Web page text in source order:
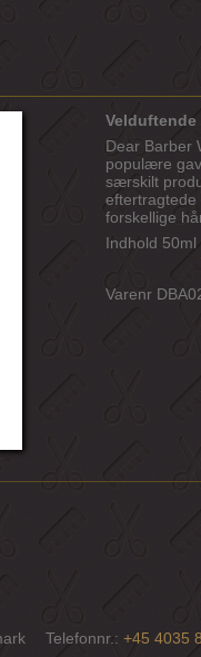
Dear Barber
populære
særskilt
eftertragtede
forskellige
Indhold 50ml
Varenr
Telefonnr. : +45 4035